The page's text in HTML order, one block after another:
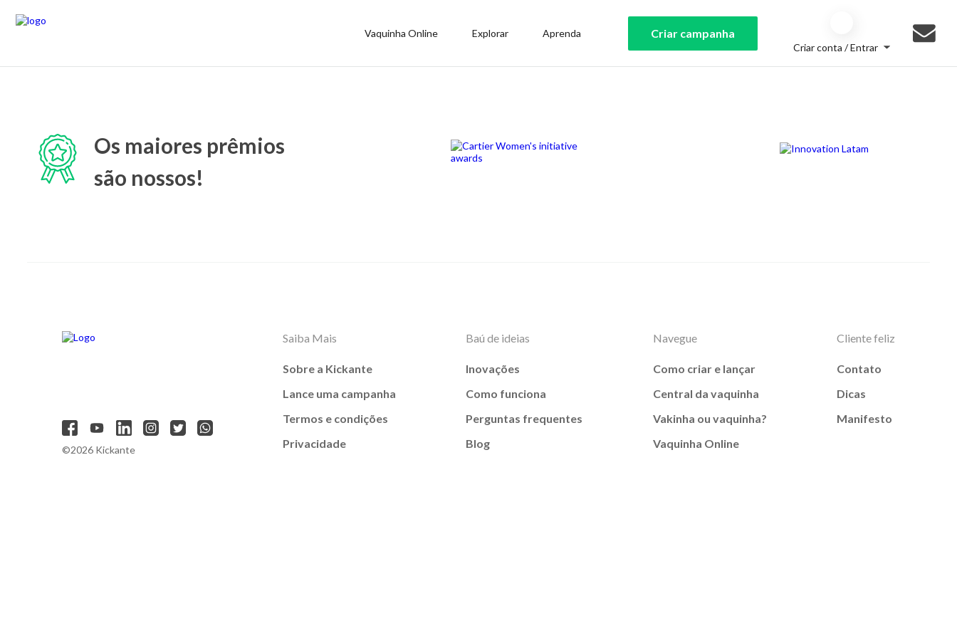
Vaquinha Online Explorar Aprenda Criar campanha
Criar conta / Entrar
Os maiores prêmios
são nossos!
©2026 Kickante
Saiba Mais
Sobre a Kickante
Lance uma campanha
Termos e condições
Privacidade
Baú de ideias
Inovações
Como funciona
Perguntas frequentes
Blog
Navegue
Como criar e lançar
Central da vaquinha
Vakinha ou vaquinha?
Vaquinha Online
Cliente feliz
Contato
Dicas
Manifesto